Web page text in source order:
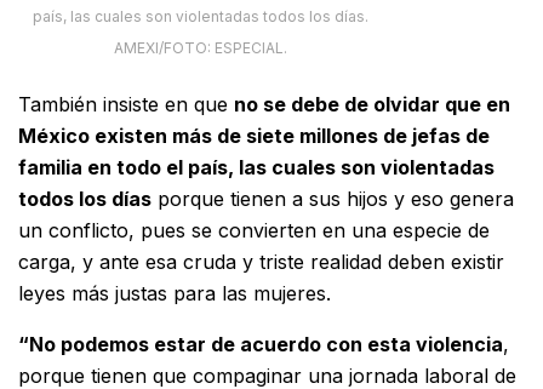
país, las cuales son violentadas todos los días.
AMEXI/FOTO: ESPECIAL.
También insiste en que no se debe de olvidar que en
México existen más de siete millones de jefas de
familia en todo el país, las cuales son violentadas
todos los días porque tienen a sus hijos y eso genera
un conflicto, pues se convierten en una especie de
carga, y ante esa cruda y triste realidad deben existir
leyes más justas para las mujeres.
“No podemos estar de acuerdo con esta violencia,
porque tienen que compaginar una jornada laboral de